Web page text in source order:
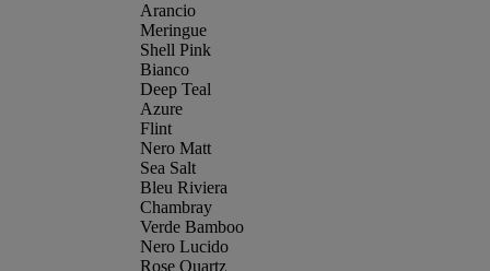
Arancio
Meringue
Shell Pink
Bianco
Deep Teal
Azure
Flint
Nero Matt
Sea Salt
Bleu Riviera
Chambray
Verde Bamboo
Nero Lucido
Rose Quartz